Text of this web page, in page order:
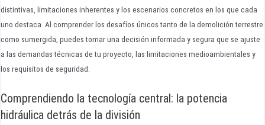
distintivas, limitaciones inherentes y los escenarios concretos en los que cada
uno destaca. Al comprender los desafíos únicos tanto de la demolición terrestre
como sumergida, puedes tomar una decisión informada y segura que se ajuste
a las demandas técnicas de tu proyecto, las limitaciones medioambientales y
los requisitos de seguridad.
Comprendiendo la tecnología central: la potencia
hidráulica detrás de la división